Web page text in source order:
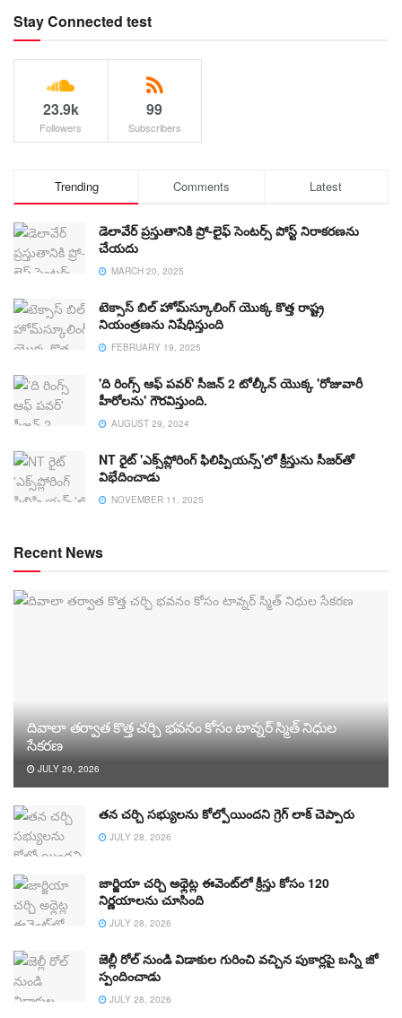
Stay Connected test
23.9k
Followers
99
Subscribers
Trending Comments Latest
డెలావేర్ ప్రస్తుతానికి ప్రో-లైఫ్ సెంటర్స్ పోస్ట్ నిరాకరణను
చేయదు
MARCH 20, 2025
టెక్సాస్ బిల్ హోమ్‌స్కూలింగ్ యొక్క కొత్త రాష్ట్ర
నియంత్రణను నిషేధిస్తుంది
FEBRUARY 19, 2025
'ది రింగ్స్ ఆఫ్ పవర్' సీజన్ 2 టోల్కీన్ యొక్క 'రోజువారీ
హీరోలను' గౌరవిస్తుంది.
AUGUST 29, 2024
NT రైట్ 'ఎక్స్‌ప్లోరింగ్ ఫిలిప్పియన్స్'లో క్రీస్తును సీజర్‌తో
విభేదించాడు
NOVEMBER 11, 2025
Recent News
దివాలా తర్వాత కొత్త చర్చి భవనం కోసం టావ్నర్ స్మిత్ నిధుల
సేకరణ
JULY 29, 2026
తన చర్చి సభ్యులను కోల్పోయిందని గ్రెగ్ లాక్ చెప్పారు
JULY 28, 2026
జార్జియా చర్చి అథ్లెట్ల ఈవెంట్‌లో క్రీస్తు కోసం 120
నిర్ణయాలను చూసింది
JULY 28, 2026
జెల్లీ రోల్ నుండి విడాకుల గురించి వచ్చిన పుకార్లపై బన్నీ జో
స్పందించాడు
JULY 28, 2026